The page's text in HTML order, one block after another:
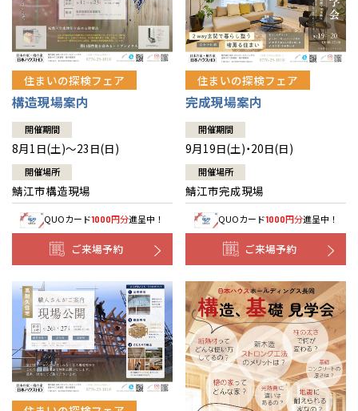
住まいの探検フェア
構造現場案内
開催期間
8月1日(土)～23日(日)
開催場所
鯖江市構造現場
QUOカード1000円分進呈中！
ご来場予約
住まいの探検フェア
完成現場案内
開催期間
9月19日(土)・20日(日)
開催場所
鯖江市完成現場
QUOカード1000円分進呈中！
ご来場予約